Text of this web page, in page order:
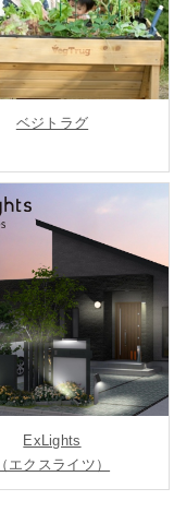
ベジトラグ
ExLights
（エクスライツ）